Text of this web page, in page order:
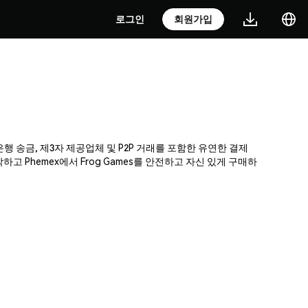
로그인 회원가입
송금, 제3자 제공업체 및 P2P 거래를 포함한 유연한 결제
고 Phemex에서 Frog Games를 안전하고 자신 있게 구매하